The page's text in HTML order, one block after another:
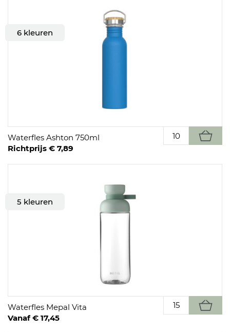
6 kleuren
Waterfles Ashton 750ml
Richtprijs € 7,89
5 kleuren
Waterfles Mepal Vita
Vanaf € 17,45